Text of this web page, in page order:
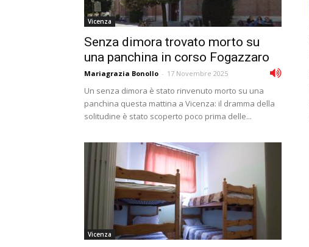
Vicenza
Senza dimora trovato morto su
una panchina in corso Fogazzaro
Mariagrazia Bonollo - 17 Novembre 2025
Un senza dimora è stato rinvenuto morto su una
panchina questa mattina a Vicenza: il dramma della
solitudine è stato scoperto poco prima delle...
Vicenza